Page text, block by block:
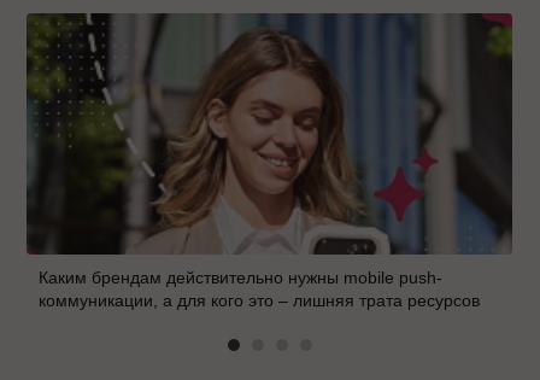
Каким брендам действительно нужны mobile push-
коммуникации, а для кого это – лишняя трата ресурсов